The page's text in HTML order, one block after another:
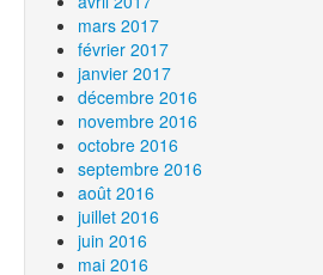
mars 2017
février 2017
janvier 2017
décembre 2016
novembre 2016
octobre 2016
septembre 2016
août 2016
juillet 2016
juin 2016
mai 2016